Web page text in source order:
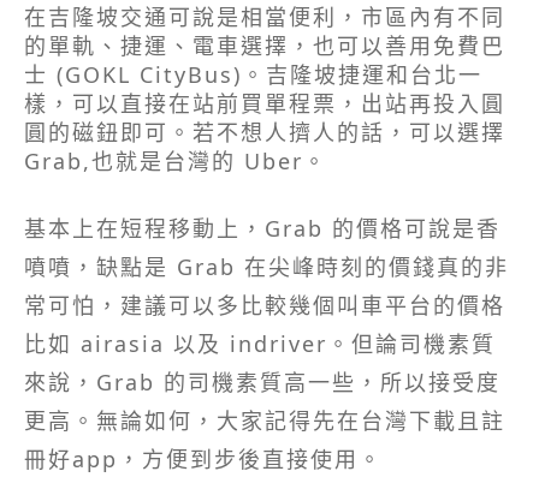
在吉隆坡交通可說是相當便利，市區內有不同
的單軌、捷運、電車選擇，也可以善用免費巴
士 (GOKL CityBus)。吉隆坡捷運和台北一
樣，可以直接在站前買單程票，出站再投入圓
圓的磁鈕即可。若不想人擠人的話，可以選擇
Grab,也就是台灣的 Uber。
基本上在短程移動上，Grab 的價格可說是香
噴噴，缺點是 Grab 在尖峰時刻的價錢真的非
常可怕，建議可以多比較幾個叫車平台的價格
比如 airasia 以及 indriver。但論司機素質
來說，Grab 的司機素質高一些，所以接受度
更高。無論如何，大家記得先在台灣下載且註
冊好app，方便到步後直接使用。